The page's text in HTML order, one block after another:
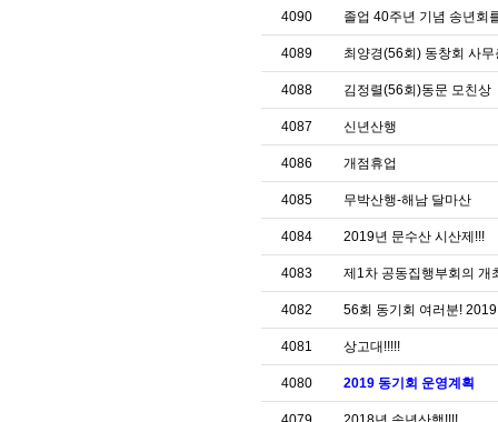
4090 졸업 40주년 기념 송년회
4089 최양경(56회) 동창회 사
4088 김정렬(56회)동문 모친상
4087 신년산행
4086 개점휴업
4085 무박산행-해남 달마산
4084 2019년 문수산 시산제!!!
4083 제1차 공동집행부회의 개
4082 56회 동기회 여러분!
4081 상고대!!!!!
4080 2019 동기회 운영계획